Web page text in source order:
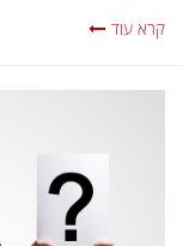
קרא עוד